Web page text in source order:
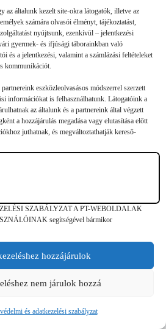
az általunk kezelt site-okra látogatók, illetve az
számára olvasói élményt, tájékoztatást,
nyújtsunk, ezenkívül – jelentkezési
gyermek- és ifjúsági táborainkban való
és a jelentkezési, valamint a számlázási feltételeket
kommunikációt.
eszközleolvasásos módszerrel szerzett
információkat is felhasználhatunk. Látogatóink a
az általunk és a partnereink által végzett
a hozzájárulás megadása vagy elutasítása előtt
juthatnak, és megváltoztathatják kereső-
adatok bizonyos kezeléséhez nem
akinek azonban jogában áll tiltakozni az
csak erre a weboldalra érvényesek. Erre a
TÁJÉKOZTATÓ,
SZABÁLYZAT A PT-WEBOLDALAK
segítségével bármikor
hozzájárulok
nem járulok hozzá
és adatkezelési szabályzat
feladniuk, és nem kell
tűnik, hogy gyermekük ki nem állhatja
és újabb köteteket bedobni, hogy a